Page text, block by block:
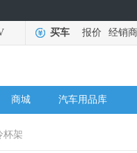
买车 报价 经销商
商城 汽车用品库
杯架